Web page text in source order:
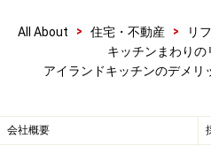
ついていないので、周囲をぐ
ります。このような間取り
宅において、理想の間取りと
回遊プランのメリットは、行
All About > 住宅・不動産 > リ
キッチンまわりの
アイランドキッチンのデメリ
会社概要